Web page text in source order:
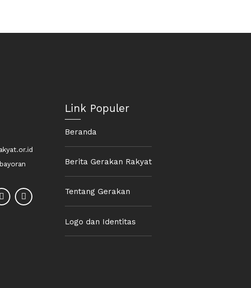
Link Populer
Beranda
Berita Gerakan Rakyat
Tentang Gerakan
Logo dan Identitas